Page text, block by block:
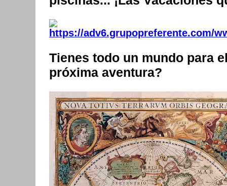
Tienes todo un mundo para
próxima aventura?